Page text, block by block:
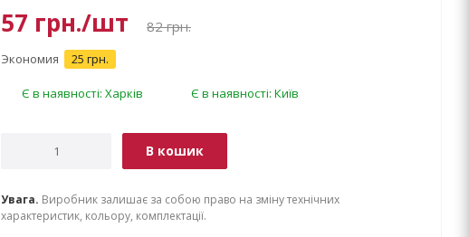
57 грн./шт 82грн.
Экономия 25 грн.
Є в наявності: Харків Є в наявності: Київ
В кошик
Увага. Виробник залишає за собою право на зміну технічних
характеристик, кольору, комплектації.